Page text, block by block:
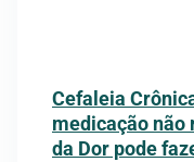
Cefaleia
medicação não
da Dor pode